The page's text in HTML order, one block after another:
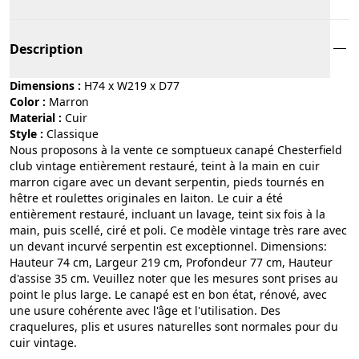
Description
Dimensions : H74 x W219 x D77
Color :
marron
Material :
cuir
Style :
classique
Nous proposons à la vente ce somptueux canapé Chesterfield
club vintage entièrement restauré, teint à la main en cuir
marron cigare avec un devant serpentin, pieds tournés en
hêtre et roulettes originales en laiton. Le cuir a été
entièrement restauré, incluant un lavage, teint six fois à la
main, puis scellé, ciré et poli. Ce modèle vintage très rare avec
un devant incurvé serpentin est exceptionnel. Dimensions:
Hauteur 74 cm, Largeur 219 cm, Profondeur 77 cm, Hauteur
d'assise 35 cm. Veuillez noter que les mesures sont prises au
point le plus large. Le canapé est en bon état, rénové, avec
une usure cohérente avec l'âge et l'utilisation. Des
craquelures, plis et usures naturelles sont normales pour du
cuir vintage.